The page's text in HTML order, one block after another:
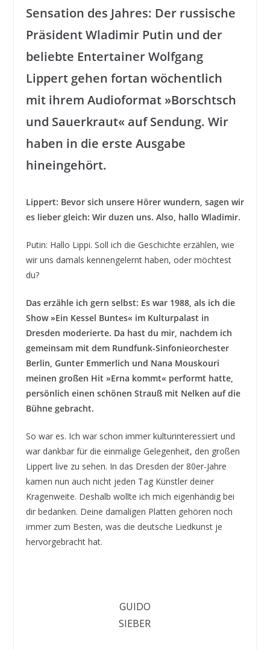
Sensation des Jahres: Der russische
Präsident Wladimir Putin und der
beliebte Entertainer Wolfgang
Lippert gehen fortan wöchentlich
mit ihrem Audioformat »Borschtsch
und Sauerkraut« auf Sendung. Wir
haben in die erste Ausgabe
hineingehört.
Lippert: Bevor sich unsere Hörer wundern, sagen wir
es lieber gleich: Wir duzen uns. Also, hallo Wladimir.
Putin: Hallo Lippi. Soll ich die Geschichte erzählen, wie
wir uns damals kennengelernt haben, oder möchtest
du?
Das erzähle ich gern selbst: Es war 1988, als ich die
Show »Ein Kessel Buntes« im Kulturpalast in
Dresden moderierte. Da hast du mir, nachdem ich
gemeinsam mit dem Rundfunk-Sinfonieorchester
Berlin, Gunter Emmerlich und Nana Mouskouri
meinen großen Hit »Erna kommt« performt hatte,
persönlich einen schönen Strauß mit Nelken auf die
Bühne gebracht.
So war es. Ich war schon immer kulturinteressiert und
war dankbar für die einmalige Gelegenheit, den großen
Lippert live zu sehen. In das Dresden der 80er-Jahre
kamen nun auch nicht jeden Tag Künstler deiner
Kragenweite. Deshalb wollte ich mich eigenhändig bei
dir bedanken. Deine damaligen Platten gehören noch
immer zum Besten, was die deutsche Liedkunst je
hervorgebracht hat.
GUIDO
SIEBER